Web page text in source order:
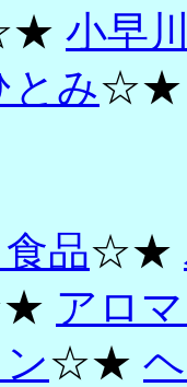
小早
とみ
品☆★
アロ
☆★